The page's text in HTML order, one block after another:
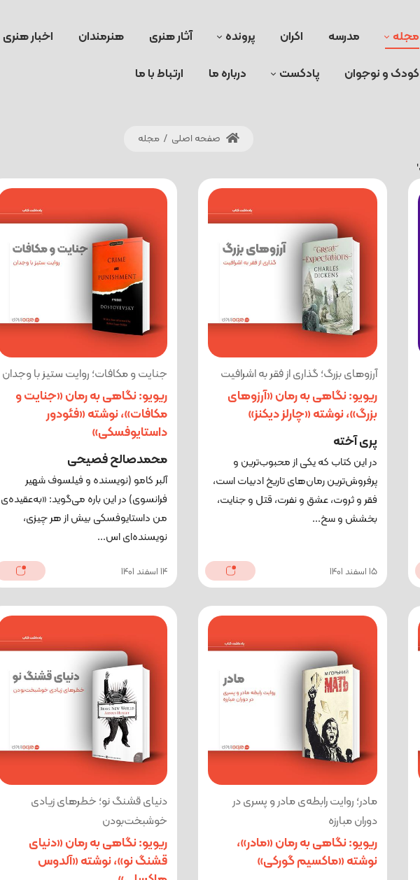
مجله مدرسه اکران پرونده آثار هنری هنرمندان اخبار هنری
کودک و نوجوان پادکست درباره ما ارتباط با ما
صفحه اصلی / مجله
آرزوهای بزرگ؛ گذاری از فقر به اشرافیت
ریویو: نگاهی به رمان «آرزوهای
بزرگ»، نوشته «چارلز دیکنز»
پری آخته
در این کتاب که یکی از محبوب‌ترین و
پرفروش‌ترین رمان‌های تاریخ ادبیات است،
فقر و ثروت، عشق و نفرت، قتل و جنایت،
بخشش و سخ...
15 اسفند 1401
جنایت و مکافات؛ روایت ستیز با وجدان
ریویو: نگاهی به رمان «جنایت و
مکافات»، نوشته «فئودور
داستایوفسکی»
محمدصالح فصیحی
آلبر کامو (نویسنده و فیلسوف شهیر
فرانسوی) در این باره می‌گوید: «به‌عقیده‌ی‌
من داستایوفسکی بیش از هر چیزی،
نویسنده‌ای اس...
14 اسفند 1401
مادر؛ روایت رابطه‌ی مادر و پسری در
دوران مبارزه
ریویو: نگاهی به رمان «مادر»،
نوشته «ماکسیم گورکی»
دنیای قشنگ نو؛ خطرهای زیادی
خوشبخت‌بودن
ریویو: نگاهی به رمان «دنیای
قشنگ نو»، نوشته «آلدوس